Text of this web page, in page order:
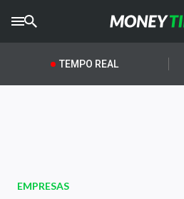
CRYPTOTIMES
AGROTIMES
Newsletters
TEMPO REAL
EMPRESAS